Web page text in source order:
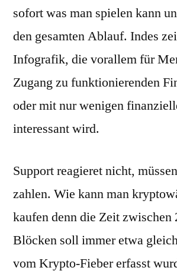
sofort was man spielen kann
den gesamten Ablauf. Indes
Infografik, die vorallem für
Zugang zu funktionierenden
oder mit nur wenigen
interessant wird.
Support reagieret nicht,
zahlen. Wie kann man
kaufen denn die Zeit zwischen
Blöcken soll immer etwa
vom Krypto-Fieber erfasst